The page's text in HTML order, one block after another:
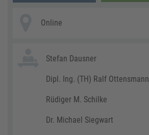
Online
Stefan Dausner
Dipl. Ing. (TH) Ralf Ottensmann
Rüdiger M. Schilke
Dr. Michael Siegwart